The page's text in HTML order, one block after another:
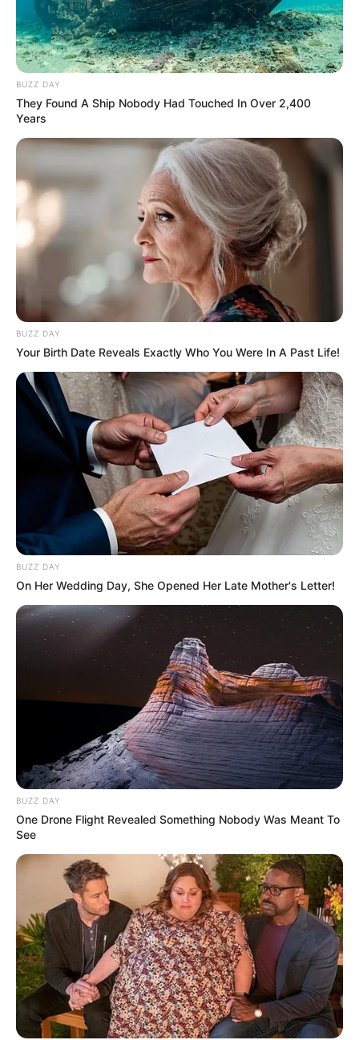
BUZZ DAY
They Found A Ship Nobody Had Touched In Over 2,400
Years
BUZZ DAY
Your Birth Date Reveals Exactly Who You Were In A Past Life!
BUZZ DAY
On Her Wedding Day, She Opened Her Late Mother's Letter!
BUZZ DAY
One Drone Flight Revealed Something Nobody Was Meant To
See